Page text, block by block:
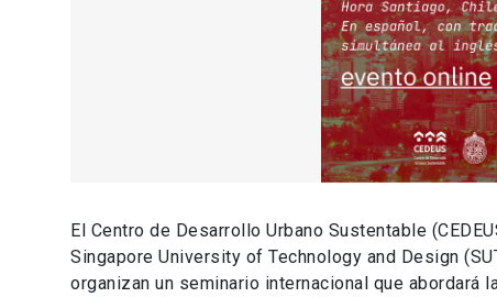
El Centro de Desarrollo Urbano Sustentable
Singapore University of Technology and Design
organizan un seminario internacional que